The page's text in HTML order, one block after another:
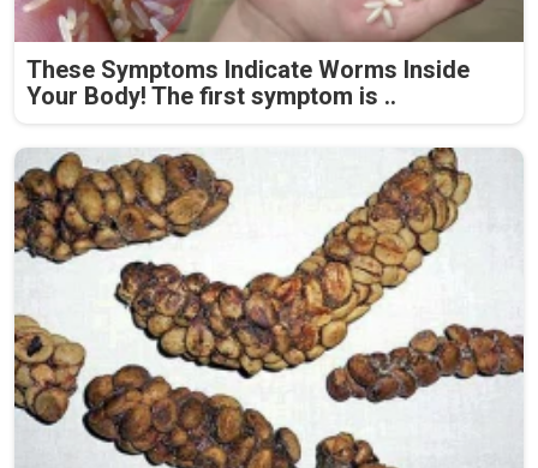
These Symptoms Indicate Worms Inside
Your Body! The first symptom is ..